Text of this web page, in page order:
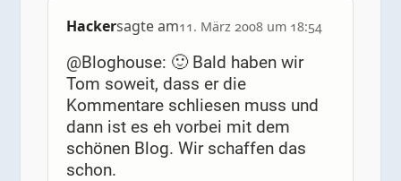
Hackersagte am11. März 2008 um 18:54
@Bloghouse: 🙂 Bald haben wir
Tom soweit, dass er die
Kommentare schliesen muss und
dann ist es eh vorbei mit dem
schönen Blog. Wir schaffen das
schon.